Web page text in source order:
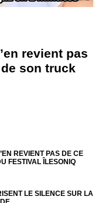
revient pas
son truck
REVIENT PAS DE CE
FESTIVAL ÎLESONIQ
LE SILENCE SUR LA